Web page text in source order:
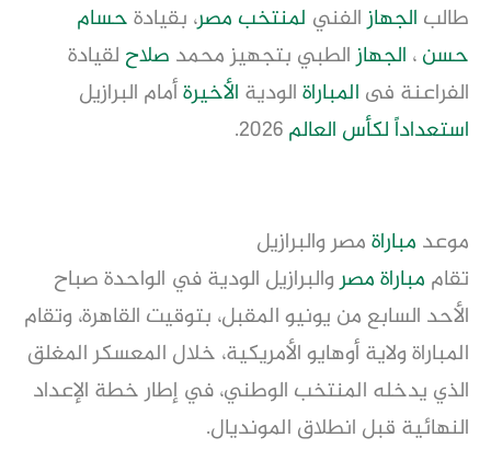
طالب الجهازالفني لمنتخب مصر، بقيادةحسام
حسن، الجهازالطبي بتجهيز محمد صلاح لقيادة
الفراعنة فى المباراةالودية الأخيرةأمام البرازيل
استعداداًلكأس العالم
موعد مباراةمصر والبرازيل
تقام مباراة مصروالبرازيل الودية في الواحدة صباح
الأحد السابع من يونيو المقبل، بتوقيت القاهرة، وتقام
المباراة ولاية أوهايو الأمريكية، خلال المعسكر المغلق
الذي يدخله المنتخب الوطني، في إطار خطة الإعداد
النهائية قبل انطلاق المونديال.